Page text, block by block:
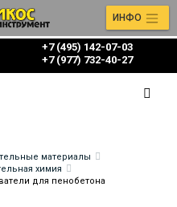
+7 (495) 142-07-03
‎‎+7 (977) 732-40-27
ИНФО
материалы
химия
для пенобетона